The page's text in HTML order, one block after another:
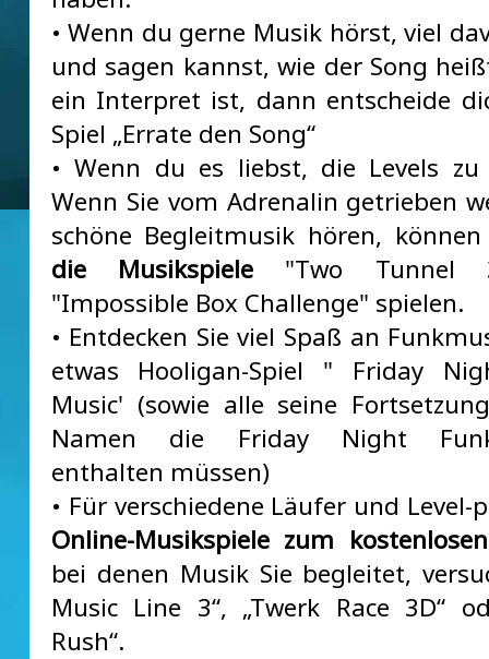
• Wenn du gerne Musik hörst, viel
und sagen kannst, wie der Song
ein Interpret ist, dann entscheide
Spiel „Errate den Song“
• Wenn du es liebst, die Levels zu
Wenn Sie vom Adrenalin getrieben
schöne Begleitmusik hören,
die Musikspiele "Two Tunnel
"Impossible Box Challenge" spielen.
• Entdecken Sie viel Spaß an
etwas Hooligan-Spiel " Friday
Music' (sowie alle seine
Namen die Friday Night
enthalten müssen)
• Für verschiedene Läufer und Level-
Online-Musikspiele zum
bei denen Musik Sie begleitet,
Music Line 3“, „Twerk Race 3D“
Rush“.